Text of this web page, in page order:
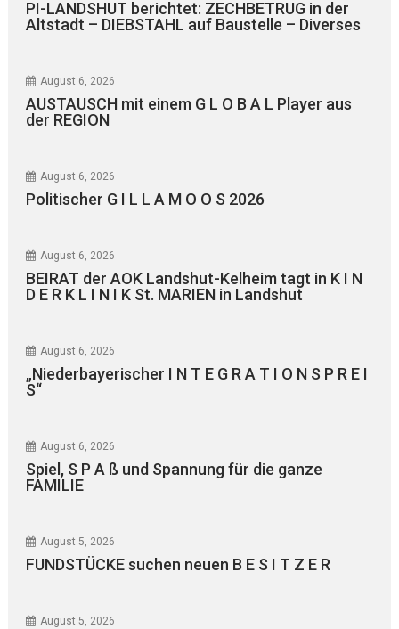
PI-LANDSHUT berichtet: ZECHBETRUG in der
Altstadt – DIEBSTAHL auf Baustelle – Diverses
August 6, 2026
AUSTAUSCH mit einem G L O B A L Player aus
der REGION
August 6, 2026
Politischer G I L L A M O O S 2026
August 6, 2026
BEIRAT der AOK Landshut-Kelheim tagt in K I N
D E R K L I N I K St. MARIEN in Landshut
August 6, 2026
„Niederbayerischer I N T E G R A T I O N S P R E I
S“
August 6, 2026
Spiel, S P A ß und Spannung für die ganze
FAMILIE
August 5, 2026
FUNDSTÜCKE suchen neuen B E S I T Z E R
August 5, 2026